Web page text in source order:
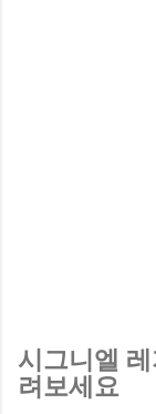
시그니엘
려보세요